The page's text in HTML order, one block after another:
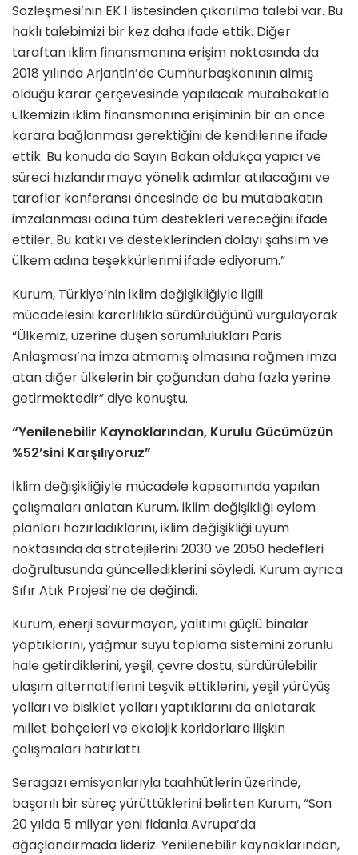
Sözleşmesi’nin EK 1 listesinden çıkarılma talebi var. Bu
haklı talebimizi bir kez daha ifade ettik. Diğer
taraftan iklim finansmanına erişim noktasında da
2018 yılında Arjantin’de Cumhurbaşkanının almış
olduğu karar çerçevesinde yapılacak mutabakatla
ülkemizin iklim finansmanına erişiminin bir an önce
karara bağlanması gerektiğini de kendilerine ifade
ettik. Bu konuda da Sayın Bakan oldukça yapıcı ve
süreci hızlandırmaya yönelik adımlar atılacağını ve
taraflar konferansı öncesinde de bu mutabakatın
imzalanması adına tüm destekleri vereceğini ifade
ettiler. Bu katkı ve desteklerinden dolayı şahsım ve
ülkem adına teşekkürlerimi ifade ediyorum.”
Kurum, Türkiye’nin iklim değişikliğiyle ilgili
mücadelesini kararlılıkla sürdürdüğünü vurgulayarak
“Ülkemiz, üzerine düşen sorumlulukları Paris
Anlaşması’na imza atmamış olmasına rağmen imza
atan diğer ülkelerin bir çoğundan daha fazla yerine
getirmektedir” diye konuştu.
“Yenilenebilir Kaynaklarından, Kurulu Gücümüzün
%52’sini Karşılıyoruz”
İklim değişikliğiyle mücadele kapsamında yapılan
çalışmaları anlatan Kurum, iklim değişikliği eylem
planları hazırladıklarını, iklim değişikliği uyum
noktasında da stratejilerini 2030 ve 2050 hedefleri
doğrultusunda güncellediklerini söyledi. Kurum ayrıca
Sıfır Atık Projesi’ne de değindi.
Kurum, enerji savurmayan, yalıtımı güçlü binalar
yaptıklarını, yağmur suyu toplama sistemini zorunlu
hale getirdiklerini, yeşil, çevre dostu, sürdürülebilir
ulaşım alternatiflerini teşvik ettiklerini, yeşil yürüyüş
yolları ve bisiklet yolları yaptıklarını da anlatarak
millet bahçeleri ve ekolojik koridorlara ilişkin
çalışmaları hatırlattı.
Seragazı emisyonlarıyla taahhütlerin üzerinde,
başarılı bir süreç yürüttüklerini belirten Kurum, “Son
20 yılda 5 milyar yeni fidanla Avrupa’da
ağaçlandırmada lideriz. Yenilenebilir kaynaklarından,